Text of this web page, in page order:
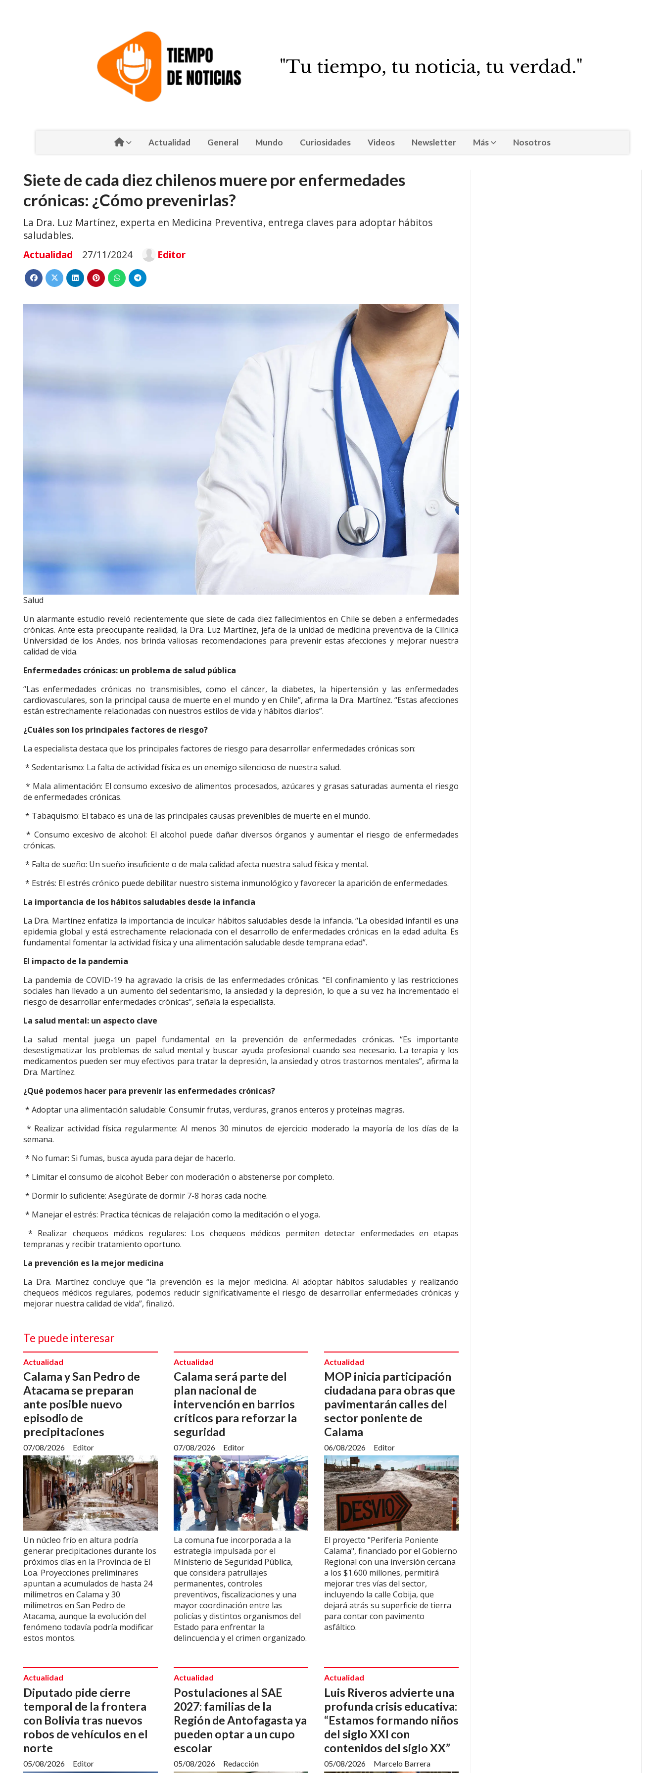
Actualidad General Mundo Curiosidades Videos Newsletter Más Nosotros
Siete de cada diez chilenos muere por enfermedades
crónicas: ¿Cómo prevenirlas?
La Dra. Luz Martínez, experta en Medicina Preventiva, entrega claves para adoptar hábitos
saludables.
Actualidad
27/11/2024 Editor
Salud
Un alarmante estudio reveló recientemente que siete de cada diez fallecimientos en Chile se deben a enfermedades
crónicas. Ante esta preocupante realidad, la Dra. Luz Martínez, jefa de la unidad de medicina preventiva de la Clínica
Universidad de los Andes, nos brinda valiosas recomendaciones para prevenir estas afecciones y mejorar nuestra
calidad de vida.
Enfermedades crónicas: un problema de salud pública
“Las enfermedades crónicas no transmisibles, como el cáncer, la diabetes, la hipertensión y las enfermedades
cardiovasculares, son la principal causa de muerte en el mundo y en Chile”, afirma la Dra. Martínez. “Estas afecciones
están estrechamente relacionadas con nuestros estilos de vida y hábitos diarios”.
¿Cuáles son los principales factores de riesgo?
La especialista destaca que los principales factores de riesgo para desarrollar enfermedades crónicas son:
* Sedentarismo: La falta de actividad física es un enemigo silencioso de nuestra salud.
* Mala alimentación: El consumo excesivo de alimentos procesados, azúcares y grasas saturadas aumenta el riesgo
de enfermedades crónicas.
* Tabaquismo: El tabaco es una de las principales causas prevenibles de muerte en el mundo.
* Consumo excesivo de alcohol: El alcohol puede dañar diversos órganos y aumentar el riesgo de enfermedades
crónicas.
* Falta de sueño: Un sueño insuficiente o de mala calidad afecta nuestra salud física y mental.
* Estrés: El estrés crónico puede debilitar nuestro sistema inmunológico y favorecer la aparición de enfermedades.
La importancia de los hábitos saludables desde la infancia
La Dra. Martínez enfatiza la importancia de inculcar hábitos saludables desde la infancia. “La obesidad infantil es una
epidemia global y está estrechamente relacionada con el desarrollo de enfermedades crónicas en la edad adulta. Es
fundamental fomentar la actividad física y una alimentación saludable desde temprana edad”.
El impacto de la pandemia
La pandemia de COVID-19 ha agravado la crisis de las enfermedades crónicas. “El confinamiento y las restricciones
sociales han llevado a un aumento del sedentarismo, la ansiedad y la depresión, lo que a su vez ha incrementado el
riesgo de desarrollar enfermedades crónicas”, señala la especialista.
La salud mental: un aspecto clave
La salud mental juega un papel fundamental en la prevención de enfermedades crónicas. “Es importante
desestigmatizar los problemas de salud mental y buscar ayuda profesional cuando sea necesario. La terapia y los
medicamentos pueden ser muy efectivos para tratar la depresión, la ansiedad y otros trastornos mentales”, afirma la
Dra. Martínez.
¿Qué podemos hacer para prevenir las enfermedades crónicas?
* Adoptar una alimentación saludable: Consumir frutas, verduras, granos enteros y proteínas magras.
* Realizar actividad física regularmente: Al menos 30 minutos de ejercicio moderado la mayoría de los días de la
semana.
* No fumar: Si fumas, busca ayuda para dejar de hacerlo.
* Limitar el consumo de alcohol: Beber con moderación o abstenerse por completo.
* Dormir lo suficiente: Asegúrate de dormir 7-8 horas cada noche.
* Manejar el estrés: Practica técnicas de relajación como la meditación o el yoga.
* Realizar chequeos médicos regulares: Los chequeos médicos permiten detectar enfermedades en etapas
tempranas y recibir tratamiento oportuno.
La prevención es la mejor medicina
La Dra. Martínez concluye que “la prevención es la mejor medicina. Al adoptar hábitos saludables y realizando
chequeos médicos regulares, podemos reducir significativamente el riesgo de desarrollar enfermedades crónicas y
mejorar nuestra calidad de vida”, finalizó.
Te puede interesar
Calama y San Pedro de
Atacama se preparan
ante posible nuevo
episodio de
precipitaciones
Editor
Actualidad
07/08/2026
Un núcleo frío en altura podría
generar precipitaciones durante los
próximos días en la Provincia de El
Loa. Proyecciones preliminares
apuntan a acumulados de hasta 24
milímetros en Calama y 30
milímetros en San Pedro de
Atacama, aunque la evolución del
fenómeno todavía podría modificar
estos montos.
Calama será parte del
plan nacional de
intervención en barrios
críticos para reforzar la
seguridad
Editor
Actualidad
07/08/2026
La comuna fue incorporada a la
estrategia impulsada por el
Ministerio de Seguridad Pública,
que considera patrullajes
permanentes, controles
preventivos, fiscalizaciones y una
mayor coordinación entre las
policías y distintos organismos del
Estado para enfrentar la
delincuencia y el crimen organizado.
MOP inicia participación
ciudadana para obras que
pavimentarán calles del
sector poniente de
Calama
Editor
Actualidad
06/08/2026
El proyecto "Periferia Poniente
Calama", financiado por el Gobierno
Regional con una inversión cercana
a los $1.600 millones, permitirá
mejorar tres vías del sector,
incluyendo la calle Cobija, que
dejará atrás su superficie de tierra
para contar con pavimento
asfáltico.
Diputado pide cierre
temporal de la frontera
con Bolivia tras nuevos
robos de vehículos en el
norte
Editor
Actualidad
05/08/2026
Postulaciones al SAE
2027: familias de la
Región de Antofagasta ya
pueden optar a un cupo
escolar
Redacción
Actualidad
05/08/2026
Luis Riveros advierte una
profunda crisis educativa:
“Estamos formando niños
del siglo XXI con
contenidos del siglo XX”
Marcelo Barrera
Actualidad
05/08/2026